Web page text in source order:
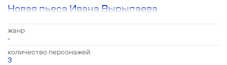
Новая пьеса Ивана Вырыпаева
жанр
-
количество персонажей
3